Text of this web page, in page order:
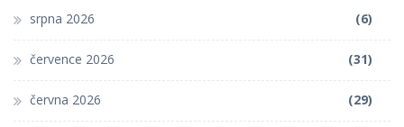
srpna 2026 (6)
července 2026 (31)
června 2026 (29)